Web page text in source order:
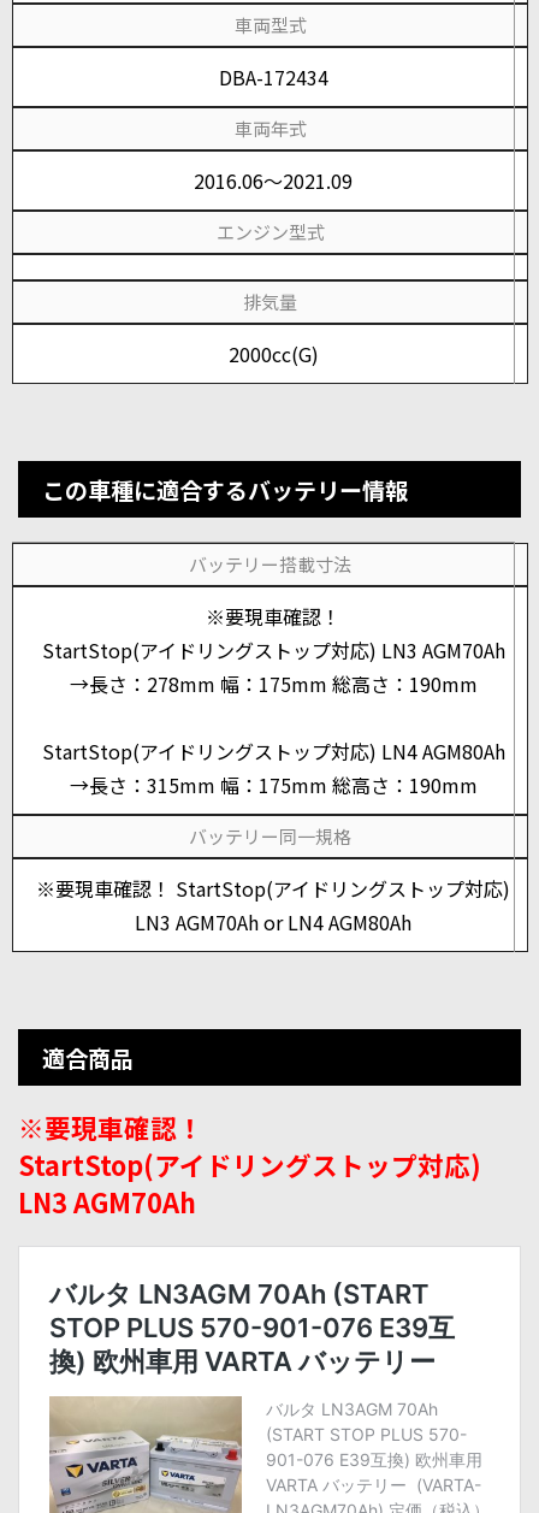
車両型式
DBA-172434
車両年式
2016.06～2021.09
エンジン型式
排気量
2000cc(G)
この車種に適合するバッテリー情報
バッテリー搭載寸法
※要現車確認！
StartStop(アイドリングストップ対応) LN3 AGM70Ah
→長さ：278mm 幅：175mm 総高さ：190mm
StartStop(アイドリングストップ対応) LN4 AGM80Ah
→長さ：315mm 幅：175mm 総高さ：190mm
バッテリー同一規格
※要現車確認！ StartStop(アイドリングストップ対応)
LN3 AGM70Ah or LN4 AGM80Ah
適合商品
※要現車確認！
StartStop(アイドリングストップ対応)
LN3 AGM70Ah